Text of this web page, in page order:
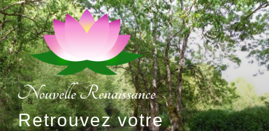
Aller
au
contenu
principal
Retrouvez votre